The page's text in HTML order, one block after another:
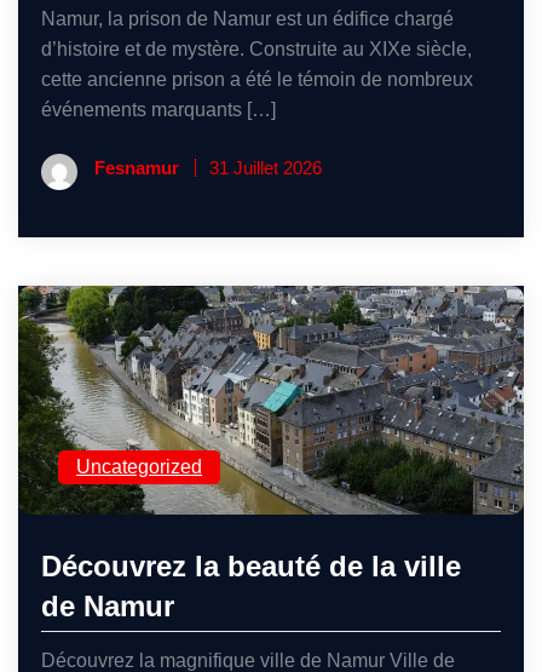
Namur, la prison de Namur est un édifice chargé
d’histoire et de mystère. Construite au XIXe siècle,
cette ancienne prison a été le témoin de nombreux
événements marquants […]
Fesnamur 31 Juillet 2026
Uncategorized
Découvrez la beauté de la ville
de Namur
Découvrez la magnifique ville de Namur Ville de